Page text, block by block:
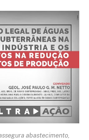
abastecimento,